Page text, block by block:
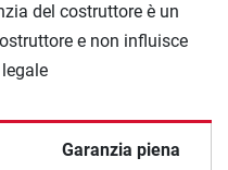
del costruttore è un
e non influisce
Garanzia piena